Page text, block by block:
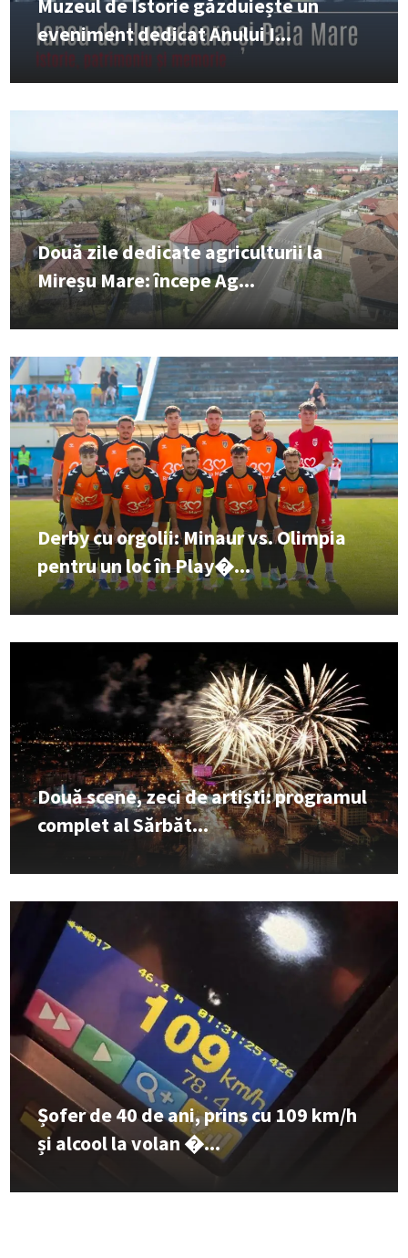
Muzeul de Istorie găzduiește un
eveniment dedicat Anului I...
Două zile dedicate agriculturii la
Mireșu Mare: începe Ag...
Derby cu orgolii: Minaur vs. Olimpia
pentru un loc în Play�...
Două scene, zeci de artiști: programul
complet al Sărbăt...
Șofer de 40 de ani, prins cu 109 km/h
și alcool la volan �...